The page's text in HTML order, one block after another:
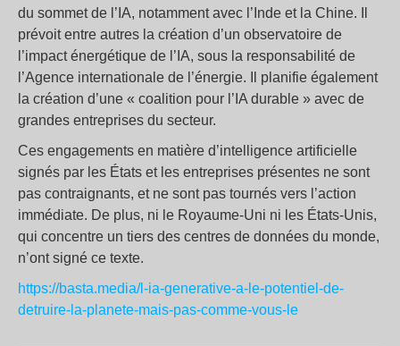
du sommet de l’IA, notamment avec l’Inde et la Chine. Il
prévoit entre autres la création d’un observatoire de
l’impact énergétique de l’IA, sous la responsabilité de
l’Agence internationale de l’énergie. Il planifie également
la création d’une « coalition pour l’IA durable » avec de
grandes entreprises du secteur.
Ces engagements en matière d’intelligence artificielle
signés par les États et les entreprises présentes ne sont
pas contraignants, et ne sont pas tournés vers l’action
immédiate. De plus, ni le Royaume-Uni ni les États-Unis,
qui concentre un tiers des centres de données du monde,
n’ont signé ce texte.
https://basta.media/l-ia-generative-a-le-potentiel-de-
detruire-la-planete-mais-pas-comme-vous-le